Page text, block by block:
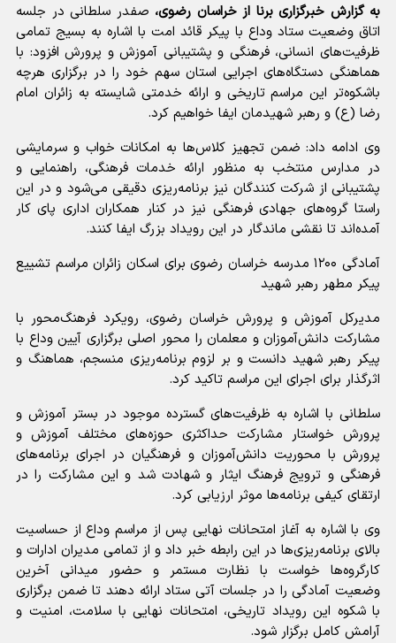
به گزارش خبرگزاری برنا از خراسان رضوی، صفدر سلطانی در جلسه
اتاق وضعیت ستاد وداع با پیکر قائد امت با اشاره به بسیج تمامی
ظرفیت‌های انسانی، فرهنگی و پشتیبانی آموزش و پرورش افزود: با
هماهنگی دستگاه‌های اجرایی استان سهم خود را در برگزاری هرچه
باشکوه‌تر این مراسم تاریخی و ارائه خدمتی شایسته به زائران امام
رضا (ع) و رهبر شهیدمان ایفا خواهیم کرد.
وی ادامه داد: ضمن تجهیز کلاس‌ها به امکانات خواب و سرمایشی
در مدارس منتخب به منظور ارائه خدمات فرهنگی، راهنمایی و
پشتیبانی از شرکت کنندگان نیز برنامه‌ریزی دقیقی می‌شود و در این
راستا گروه‌های جهادی فرهنگی نیز در کنار همکاران اداری پای کار
آمده‌اند تا نقشی ماندگار در این رویداد بزرگ ایفا کنند.
آمادگی ۱۲۰۰ مدرسه خراسان رضوی برای اسکان زائران مراسم تشییع
پیکر مطهر رهبر شهید
مدیرکل آموزش و پرورش خراسان رضوی، رویکرد فرهنگ‌محور با
مشارکت دانش‌آموزان و معلمان را محور اصلی برگزاری آیین وداع با
پیکر رهبر شهید دانست و بر لزوم برنامه‌ریزی منسجم، هماهنگ و
اثرگذار برای اجرای این مراسم تاکید کرد.
سلطانی با اشاره به ظرفیت‌های گسترده موجود در بستر آموزش و
پرورش خواستار مشارکت حداکثری حوزه‌های مختلف آموزش و
پرورش با محوریت دانش‌آموزان و فرهنگیان در اجرای برنامه‌های
فرهنگی و ترویج فرهنگ ایثار و شهادت شد و این مشارکت را در
ارتقای کیفی برنامه‌ها موثر ارزیابی کرد.
وی با اشاره به آغاز امتحانات نهایی پس از مراسم وداع از حساسیت
بالای برنامه‌ریزی‌ها در این رابطه خبر داد و از تمامی مدیران ادارات و
کارگروه‌ها خواست با نظارت مستمر و حضور میدانی آخرین
وضعیت آمادگی را در جلسات آتی ستاد ارائه دهند تا ضمن برگزاری
با شکوه این رویداد تاریخی، امتحانات نهایی با سلامت، امنیت و
آرامش کامل برگزار شود.